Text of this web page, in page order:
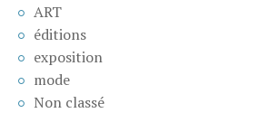
ART
éditions
exposition
mode
Non classé